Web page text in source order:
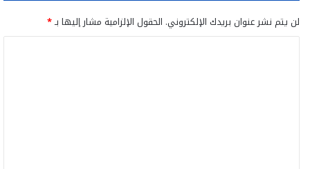
لن يتم نشر عنوان بريدك الإلكتروني. الحقول الإلزامية مشار إليها بـ*